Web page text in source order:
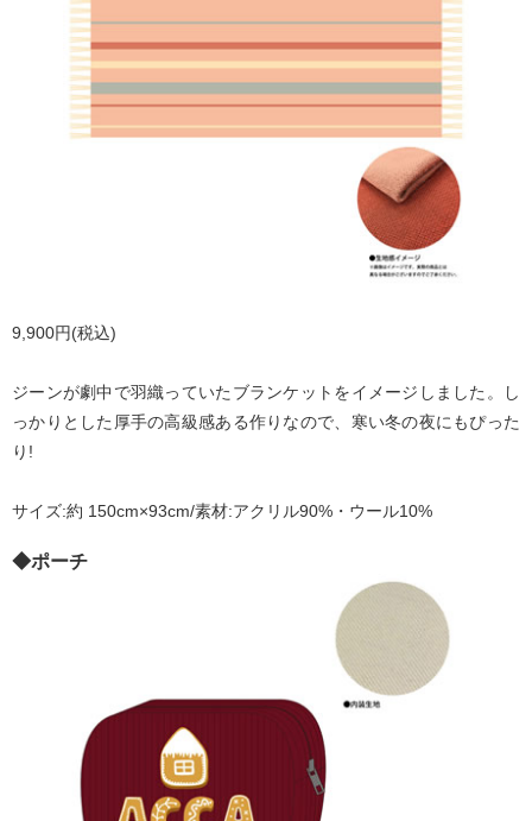
9,900円(税込)
ジーンが劇中で羽織っていたブランケットをイメージしました。し
っかりとした厚手の高級感ある作りなので、寒い冬の夜にもぴった
り!
サイズ:約 150cm×93cm/素材:アクリル90%・ウール10%
◆ポーチ